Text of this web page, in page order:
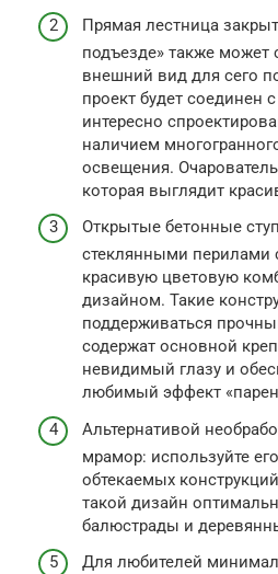
Прямая лестница
подъезде» также
внешний вид для сего
проект будет соединен
интересно
наличием
освещения.
которая выглядит
Открытые бетонные
стеклянными перилами
красивую цветовую
дизайном. Такие
поддерживаться
содержат основной
невидимый глазу и
любимый эффект
Альтернативой
мрамор: используйте
обтекаемых
такой дизайн
балюстрады и
Для любителей